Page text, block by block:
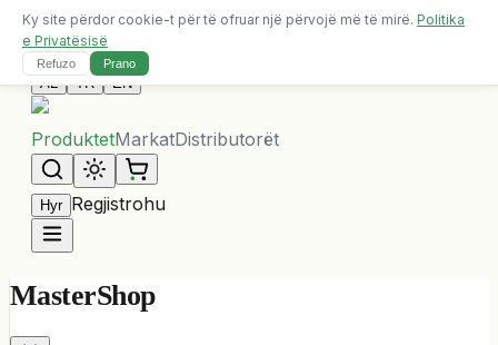
Dërgesa falas për porosi mbi 10,000 ALL
Na Kontaktoni
AL TR EN
ProduktetMarkatDistributorët
Hyr Regjistrohu
MasterShop
Ky site përdor cookie-t për të ofruar një përvojë më të mirë. Politika
e Privatësisë
Refuzo Prano